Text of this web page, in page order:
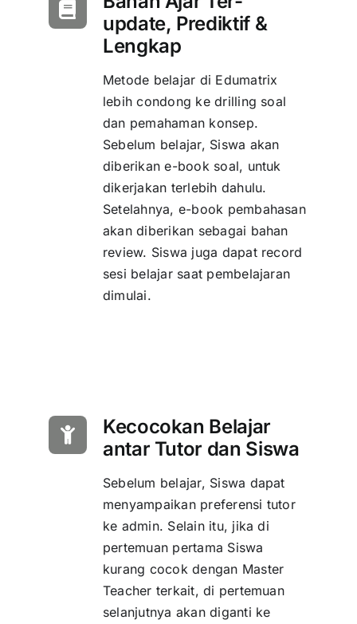
update, Prediktif &
Lengkap
Metode belajar di Edumatrix
lebih condong ke drilling soal
dan pemahaman konsep.
Sebelum belajar, Siswa akan
diberikan e-book soal, untuk
dikerjakan terlebih dahulu.
Setelahnya, e-book pembahasan
akan diberikan sebagai bahan
review. Siswa juga dapat record
sesi belajar saat pembelajaran
dimulai.
Kecocokan Belajar
antar Tutor dan Siswa
Sebelum belajar, Siswa dapat
menyampaikan preferensi tutor
ke admin. Selain itu, jika di
pertemuan pertama Siswa
kurang cocok dengan Master
Teacher terkait, di pertemuan
selanjutnya akan diganti ke